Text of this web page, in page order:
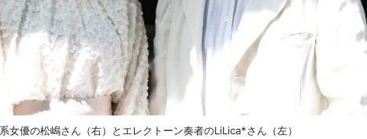
女優の松嶋さん（右）とエレクトーン奏者のLiLica*さん（左）